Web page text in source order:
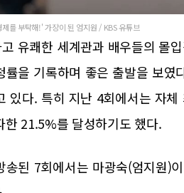
를 부탁해!' 가장이 된 엄지원 / KBS 유튜브
유쾌한 세계관과 배우들의 몰
률을 기록하며 좋은 출발을 보
있다. 특히 지난 4회에서는 자
한 21.5%를 달성하기도 했다.
송된 7회에서는 마광숙(엄지원)